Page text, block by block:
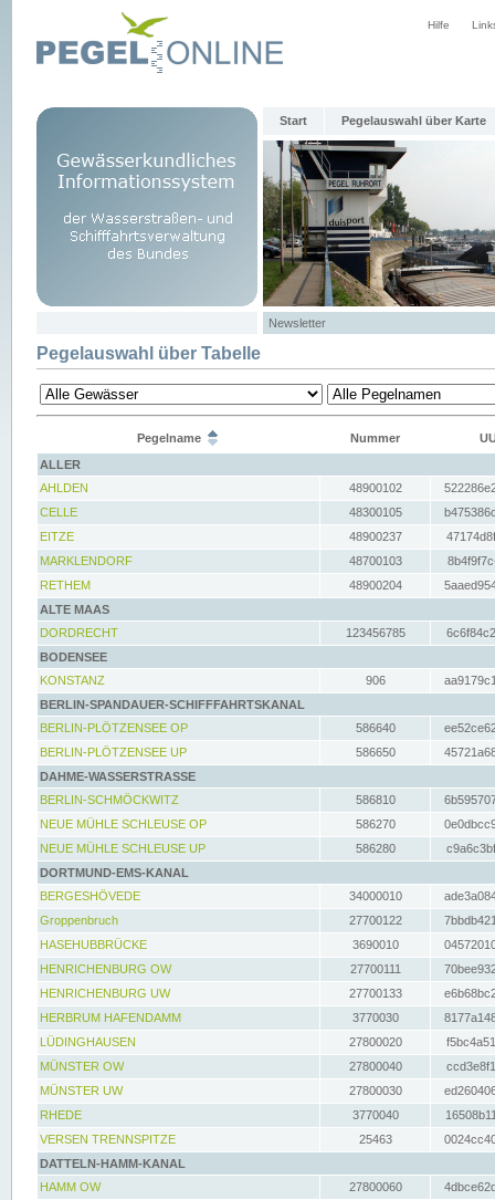
Hilfe
Start Pegelauswahl über Karte
Newsletter
Pegelauswahl über Tabelle
Pegelname Nummer
ALLER
AHLDEN
48900102
CELLE
48300105
EITZE
48900237
MARKLENDORF
48700103
RETHEM
48900204
ALTE MAAS
DORDRECHT
123456785
BODENSEE
KONSTANZ
906
BERLIN-SPANDAUER-SCHIFFFAHRTSKANAL
BERLIN-PLÖTZENSEE OP
586640
BERLIN-PLÖTZENSEE UP
586650
DAHME-WASSERSTRASSE
BERLIN-SCHMÖCKWITZ
586810
NEUE MÜHLE SCHLEUSE OP
586270
NEUE MÜHLE SCHLEUSE UP
586280
DORTMUND-EMS-KANAL
BERGESHÖVEDE
34000010
Groppenbruch
27700122
HASEHUBBRÜCKE
3690010
HENRICHENBURG OW
27700111
HENRICHENBURG UW
27700133
HERBRUM HAFENDAMM
3770030
LÜDINGHAUSEN
27800020
MÜNSTER OW
27800040
MÜNSTER UW
27800030
RHEDE
3770040
VERSEN TRENNSPITZE
25463
DATTELN-HAMM-KANAL
HAMM OW
27800060